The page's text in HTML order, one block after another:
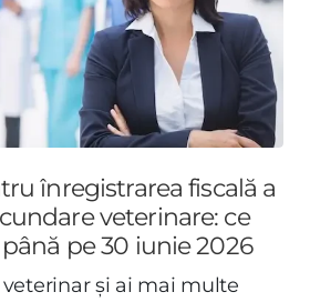
înregistrarea fiscală a
veterinare: ce
pe 30 iunie 2026
și ai mai multe